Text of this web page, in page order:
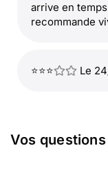
arrive en
recommande
⭐⭐⭐ Le
Vos